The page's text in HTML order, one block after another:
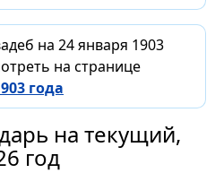
на 24 января 1903
на странице
года
на текущий,
год